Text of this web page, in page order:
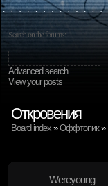
Search on the forums:
Advanced search
View your posts
Откровения
Board index »Оффтопик»
Wereyoung